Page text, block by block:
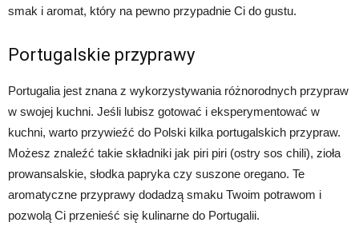
smak i aromat, który na pewno przypadnie Ci do gustu.
Portugalskie przyprawy
Portugalia jest znana z wykorzystywania różnorodnych przypraw
w swojej kuchni. Jeśli lubisz gotować i eksperymentować w
kuchni, warto przywieźć do Polski kilka portugalskich przypraw.
Możesz znaleźć takie składniki jak piri piri (ostry sos chili), zioła
prowansalskie, słodka papryka czy suszone oregano. Te
aromatyczne przyprawy dodadzą smaku Twoim potrawom i
pozwolą Ci przenieść się kulinarne do Portugalii.